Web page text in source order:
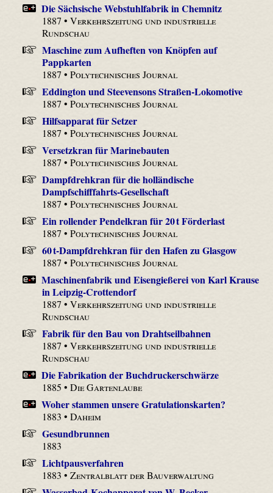
Die Sächsische Webstuhlfabrik in Chemnitz
1887 •Verkehrszeitung und industrielle
Rundschau
Maschine zum Aufheften von Knöpfen auf
Pappkarten
1887 •Polytechnisches Journal
Eddington und Steevensons Straßen-Lokomotive
1887 •Polytechnisches Journal
Hilfsapparat für Setzer
1887 •Polytechnisches Journal
Versetzkran für Marinebauten
1887 •Polytechnisches Journal
Dampfdrehkran für die holländische
Dampfschifffahrts-Gesellschaft
1887 •Polytechnisches Journal
Ein rollender Pendelkran für 20 t Förderlast
1887 •Polytechnisches Journal
60 t-Dampfdrehkran für den Hafen zu Glasgow
1887 •Polytechnisches Journal
Maschinenfabrik und Eisengießerei von Karl Krause
in Leipzig-Crottendorf
1887 •Verkehrszeitung und industrielle
Rundschau
Fabrik für den Bau von Drahtseilbahnen
1887 •Verkehrszeitung und industrielle
Rundschau
Die Fabrikation der Buchdruckerschwärze
1885 •Die Gartenlaube
Woher stammen unsere Gratulationskarten?
1883 •Daheim
Gesundbrunnen
1883
Lichtpausverfahren
1883 •Zentralblatt der Bauverwaltung